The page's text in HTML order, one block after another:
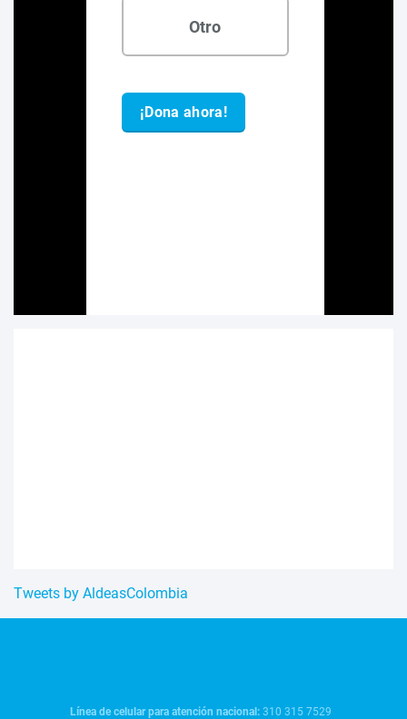
Tweets by AldeasColombia
Línea de celular para atención nacional:310 315 7529